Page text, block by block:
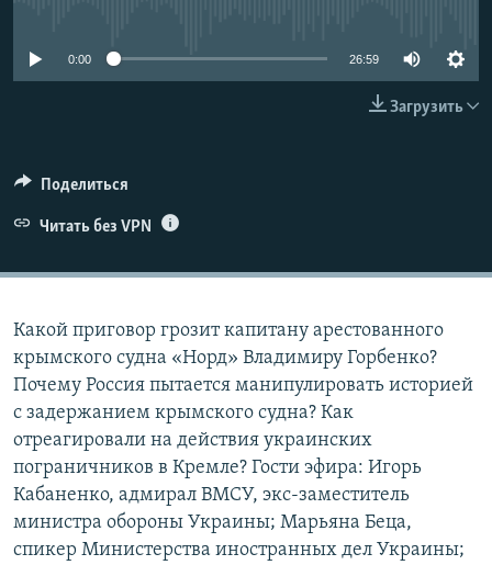
КРЫМ.НЕПОКОРЕННЫЙ
0:00 26:59
Загрузить
Поделиться
Читать без VPN
Какой приговор грозит капитану арестованного
крымского судна «Норд» Владимиру Горбенко?
Почему Россия пытается манипулировать историей
с задержанием крымского судна? Как
отреагировали на действия украинских
пограничников в Кремле? Гости эфира: Игорь
Кабаненко, адмирал ВМСУ, экс-заместитель
министра обороны Украины; Марьяна Беца,
спикер Министерства иностранных дел Украины;